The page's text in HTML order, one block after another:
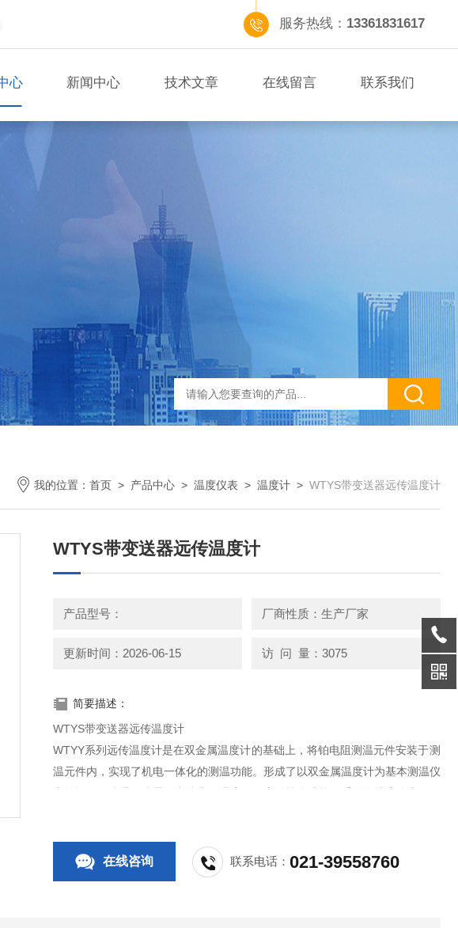
服务热线： 13361831617
心 新闻中心 技术文章 在线留言 联系我们
我的位置： 首页 > 产品中心 > 温度仪表 > 温度计 > WTYS带变送器远传温度计
WTYS带变送器远传温度计
产品型号： 厂商性质：生产厂家
更新时间：2026-06-15 访 问 量：3075
简要描述：
WTYS带变送器远传温度计
WTYY系列远传温度计是在双金属温度计的基础上，将铂电阻测温元件安装于测
温元件内，实现了机电一体化的测温功能。形成了以双金属温度计为基本测温仪
表的远传、防爆、防震、电接点、温度信号变送等多功能、系列化温度仪表。
在线咨询 联系电话：021-39558760